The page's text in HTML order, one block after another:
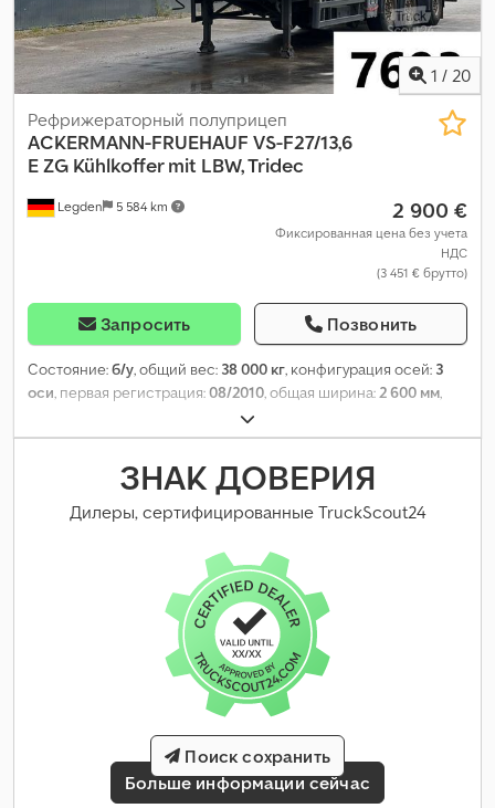
1 / 20
Legden 5 584 km
Рефрижераторный полуприцеп
ACKERMANN-FRUEHAUF VS-F27/13,6
E ZG Kühlkoffer mit LBW, Tridec
2 900 €
Фиксированная цена без учета
НДС
(3 451 € брутто)
Запросить Позвонить
Состояние:б/у, общий вес: 38 000 кг, конфигурация осей: 3
оси, первая регистрация:08/2010, общая ширина:2 600 мм,
, Оборудование:
ЗНАК ДОВЕРИЯ
Дилеры, сертифицированные TruckScout24
Больше информации сейчас
Поиск сохранить